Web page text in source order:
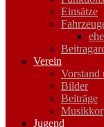
Einsätze
Verein
Vorstand
Bilder
Beiträge
Jugend